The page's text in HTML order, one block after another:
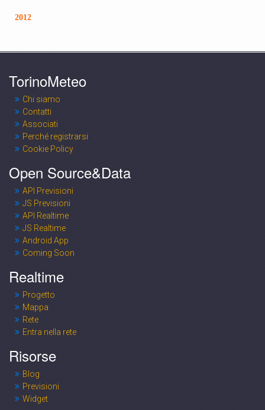
2012
TorinoMeteo
Chi siamo
Contatti
Associati
Perché registrarsi
Cookie Policy
Open Source&Data
API Previsioni
JS Previsioni
API Realtime
JS Realtime
Android App
Coming Soon
Realtime
Progetto
Mappa
Rete
Entra nella rete
Risorse
Blog
Previsioni
Widget